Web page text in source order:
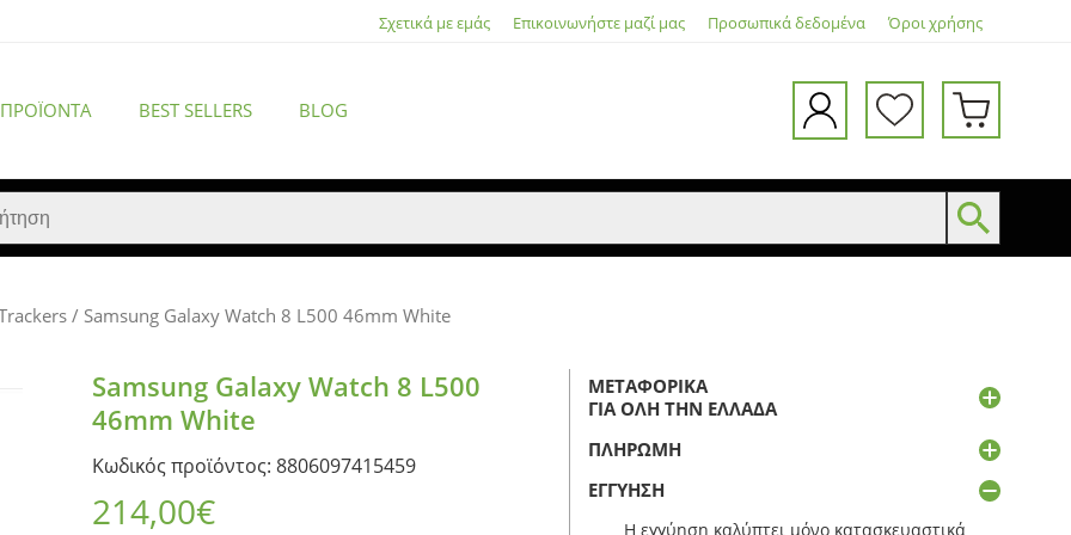
Σχετικά με εμάς Επικοινωνήστε μαζί μας Προσωπικά δεδομένα Όροι χρήσης
BEST SELLERS BLOG
ACCESSORIES
/ Samsung Galaxy Watch 8 L500 46mm White
Samsung Galaxy Watch 8 L500
46mm White
Κωδικός προϊόντος: 8806097415459
214,00€
ΜΕΤΑΦΟΡΙΚΆ
ΓΙΑ ΌΛΗ ΤΗΝ ΕΛΛΆΔΑ
ΠΛΗΡΩΜΉ
ΕΓΓΎΗΣΗ
Η εγγύηση καλύπτει μόνο κατασκευαστικά